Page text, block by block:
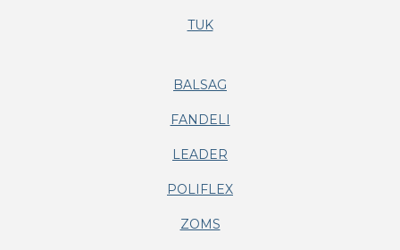
TUK
BALSAG
FANDELI
LEADER
POLIFLEX
ZOMS